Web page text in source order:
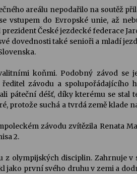
za Humpolec. V
Čapka
areálu nepodařilo na soutěž
vstupem do Evropské unie, až
České jezdecké federace
dovednosti také senioři a mladí
koňmi. Podobný závod se
ředitel závodu a spolupořádajícího
páteční déšť, díky kterému se stal
protože suchá a tvrdá země klade
závodu zvítězila Renata
2.
z olympijských disciplin. Zahrnuje
jako první svého druhu v zemi a